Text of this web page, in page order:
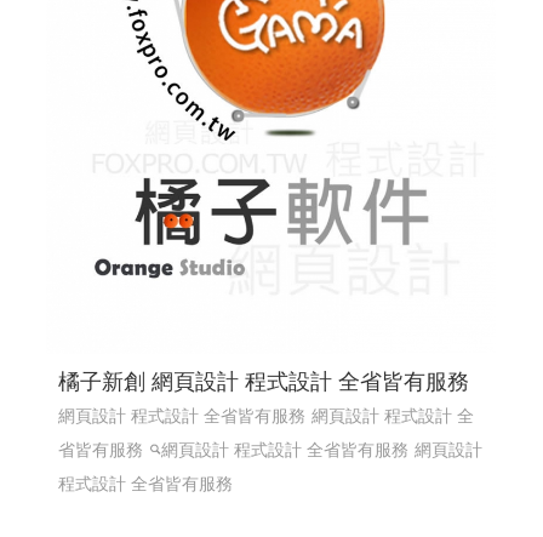
橘子新創 網頁設計 程式設計 全省皆有服務
網頁設計 程式設計 全省皆有服務 網頁設計 程式設計 全
省皆有服務
網頁設計 程式設計 全省皆有服務 網頁設計
程式設計 全省皆有服務